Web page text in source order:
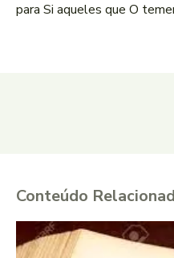
para Si aqueles que O
Conteúdo